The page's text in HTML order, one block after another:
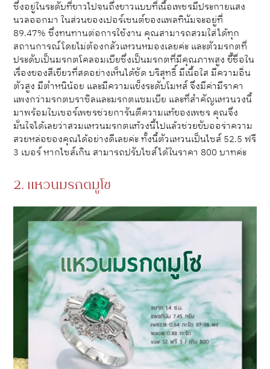
ซึ่งอยู่ในระดับที่ขาวไปจนถึงขาวแบบที่เนื้อเพชรมีประกายแสง
นวลออกมา ในส่วนของเปอร์เซนต์ของแพลทินัมจะอยู่ที่
89.47% ซึ่งทนทานต่อการใช้งาน คุณสามารถสวมใส่ได้ทุก
สถานการณ์โดยไม่ต้องกลัวแหวนหมองเลยค่ะ และตัวมรกตที่
ประดับเป็นมรกตโคลอมเบียซึ่งเป็นมรกตที่มีคุณภาพสูง ขึ้ชื่อใน
เรื่องของสีเขียวที่สดอย่างเห็นได้ชัด บริสุทธิ์ มีเนื้อใส มีความอิ่น
ตัวสูง มีตำหนิน้อย และมีความแข็งระดับโมหส์ จึงมีค่ามีราคา
แพงกว่ามรกตบราซิลและมรกตแซมเบีย และที่สำคัญแหวนวงนี้
มาพร้อมใบเซอร์เพชรช่วยการันตีความแท้ของเพชร คุณจึง
มั่นใจได้เลยว่าสวมแหวนมรกตแท้วงนี้ไปแล้วช่วยขับออร่าความ
สวยหล่อของคุณได้อย่างดีเลยค่ะ ทั้งนี้ตัวแหวนเป็นไซส์ 52.5 ฟรี
3 เบอร์ หากไซส์เกิน สามารถปรับไซส์ได้ในราคา 800 บาทค่ะ
2. แหวนมรกตมูโซ